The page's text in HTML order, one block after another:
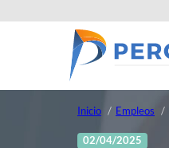
Inicio Empleos
02/04/2025